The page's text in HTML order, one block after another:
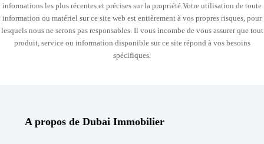
informations les plus récentes et précises sur la propriété.Votre utilisation de toute
information ou matériel sur ce site web est entièrement à vos propres risques, pour
lesquels nous ne serons pas responsables. Il vous incombe de vous assurer que tout
produit, service ou information disponible sur ce site répond à vos besoins
spécifiques.
A propos de Dubai Immobilier